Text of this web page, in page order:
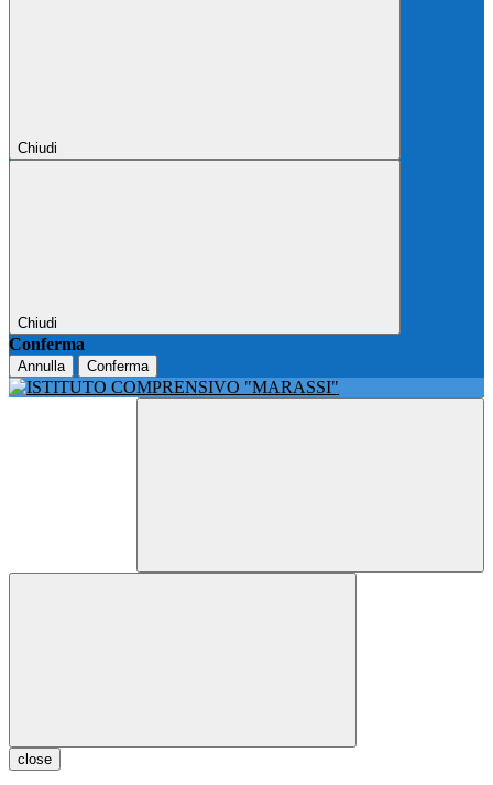
Chiudi
Chiudi
Conferma
Annulla Conferma
close